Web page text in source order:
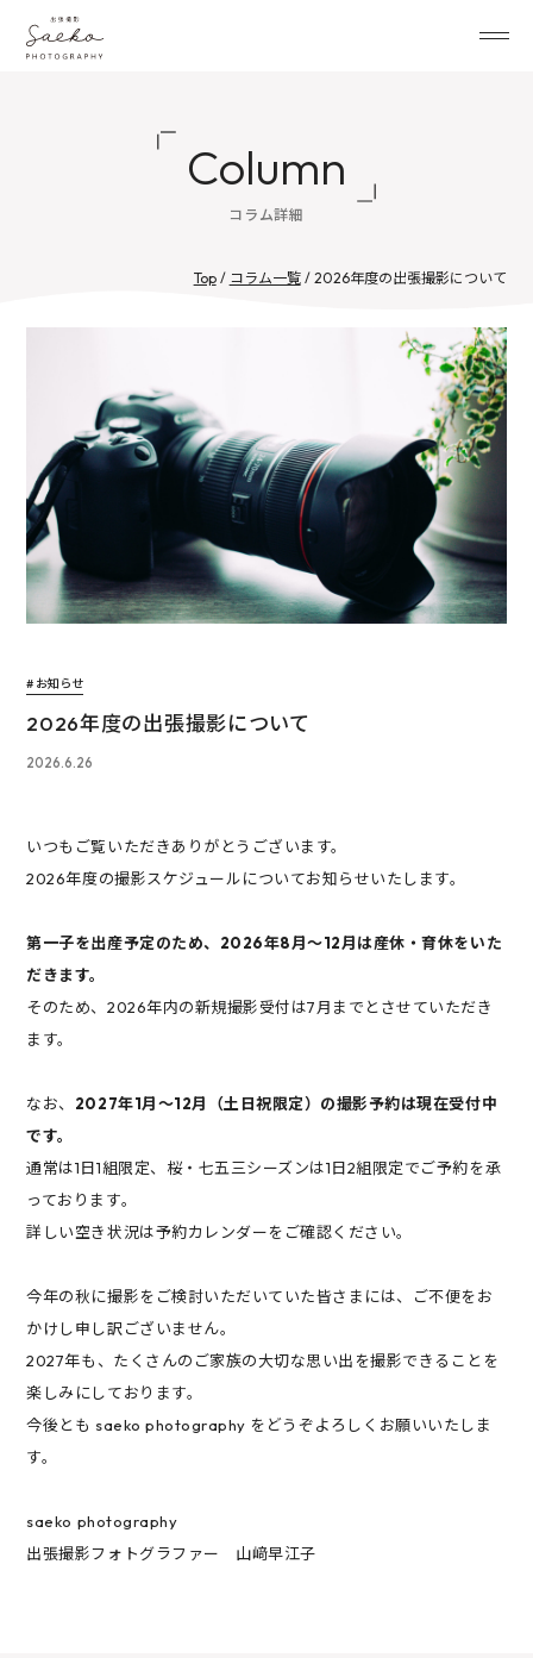
Column
コラム詳細
Top/ コラム一覧/ 2026年度の出張撮影について
# お知らせ
2026年度の出張撮影について
2026.6.26
いつもご覧いただきありがとうございます。
2026年度の撮影スケジュールについてお知らせいたします。
第一子を出産予定のため、2026年8月〜12月は産休・育休をいた
だきます。
そのため、2026年内の新規撮影受付は7月までとさせていただき
ます。
なお、 2027年1月～12月（土日祝限定）の撮影予約は現在受付中
です。
通常は1日1組限定、桜・七五三シーズンは1日2組限定でご予約を承
っております。
詳しい空き状況は予約カレンダーをご確認ください。
今年の秋に撮影をご検討いただいていた皆さまには、ご不便をお
かけし申し訳ございません。
2027年も、たくさんのご家族の大切な思い出を撮影できることを
楽しみにしております。
今後とも saeko photography をどうぞよろしくお願いいたしま
す。
saeko photography
出張撮影フォトグラファー 山﨑早江子